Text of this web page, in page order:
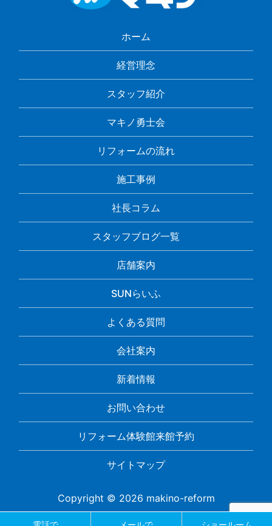
ホーム
経営理念
スタッフ紹介
マキノ勇士会
リフォームの流れ
施工事例
社長コラム
スタッフブログ一覧
店舗案内
SUNらいふ
よくある質問
会社案内
新着情報
お問い合わせ
リフォーム体験館来館予約
サイトマップ
Copyright © 2026 makino-reform